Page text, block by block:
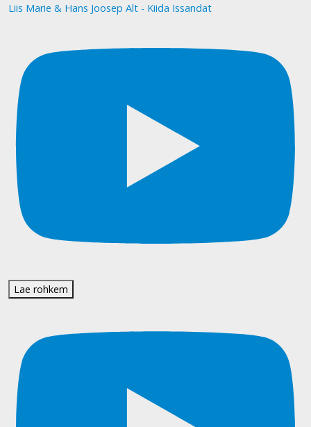
Liis Marie & Hans Joosep Alt - Kiida Issandat
Lae rohkem